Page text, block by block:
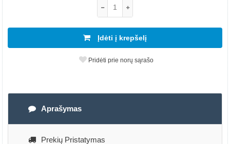
Įdėti į krepšelį
Pridėti prie norų sąrašo
Aprašymas
Prekių Pristatymas